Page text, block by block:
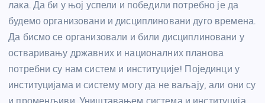
лака. Да би у њој успели и победили потребно је да
будемо организовани и дисциплиновани дуго времена.
Да бисмо се организовали и били дисциплиновани у
остваривању државних и националних планова
потребни су нам систем и институције! Појединци у
институцијама и систему могу да не ваљају, али они су